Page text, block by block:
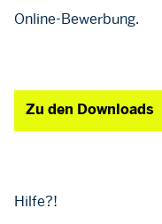
Online-Bewerbung.
Zu den Downloads
Hilfe?!